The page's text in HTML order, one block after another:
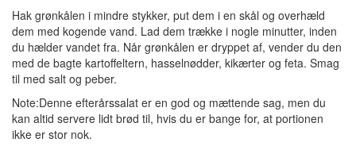
Hak grønkålen i mindre stykker, put dem i en skål og overhæld
dem med kogende vand. Lad dem trække i nogle minutter, inden
du hælder vandet fra. Når grønkålen er dryppet af, vender du den
med de bagte kartoffeltern, hasselnødder, kikærter og feta. Smag
til med salt og peber.
Note:Denne efterårssalat er en god og mættende sag, men du
kan altid servere lidt brød til, hvis du er bange for, at portionen
ikke er stor nok.